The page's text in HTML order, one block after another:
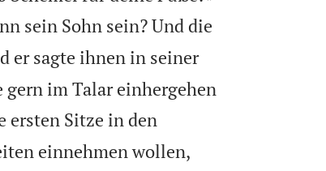
sein Sohn sein? Und die
er sagte ihnen in seiner
im Talar einhergehen
ersten Sitze in den
einnehmen wollen,